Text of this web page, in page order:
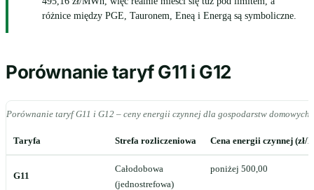
różnice między PGE, Tauronem, Eneą i Energą są symboliczne.
Porównanie taryf G11 i G12
Porównanie taryf G11 i G12 – ceny energii czynnej dla gospodarstw
Taryfa Strefa rozliczeniowa Cena energii czynnej (zł/
G11
Całodobowa
(jednostrefowa)
poniżej 500,00